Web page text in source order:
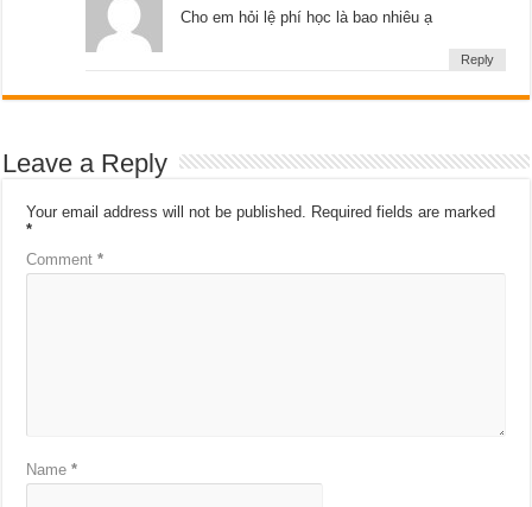
Cho em hỏi lệ phí học là bao nhiêu ạ
Reply
Leave a Reply
Your email address will not be published.
Required fields are marked
*
Comment*
Name*